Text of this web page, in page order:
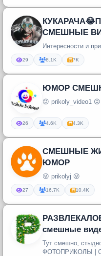
СМЕШНЫЕ
Интересности и
29 8.1K 7K
ЮМОР
😜 prikoly_video1 😜
26 4.6K 4.3K
СМЕШНЫЕ
ЮМОР
😜 prikolyj 😜
27 16.7K 10.4K
смешные
Тут смешно,
ФОТОПРИКОЛЫ |